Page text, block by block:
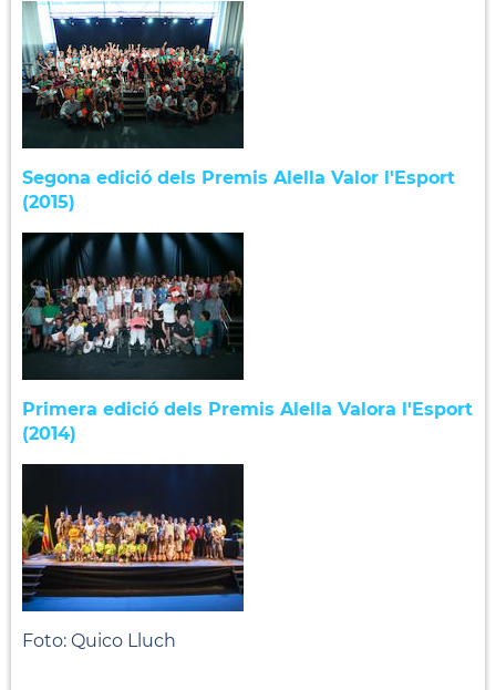
Segona edició dels Premis Alella Valor l'Esport
(2015)
Primera edició dels Premis Alella Valora l'Esport
(2014)
Foto: Quico Lluch